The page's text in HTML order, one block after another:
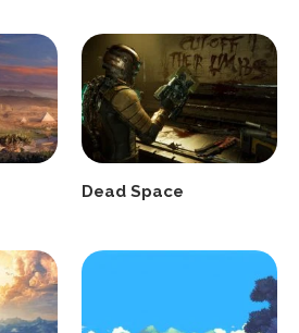
Dead Space